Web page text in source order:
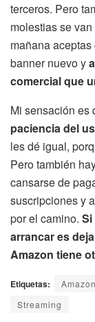
terceros. Pero
molestias se
mañana
banner nuevo y
comercial que
Mi sensación es
paciencia del
les dé igual,
Pero también
cansarse de
suscripciones y
por el camino. Si
arrancar es
Amazon tiene
Etiquetas: Amazon
Streaming